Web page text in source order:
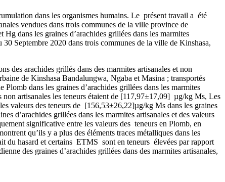
dans les organismes humains. Le présent travail a été
vendues dans trois communes de la ville province de
dans les graines d’arachides grillées dans les marmites
Septembre 2020 dans trois communes de la ville de Kinshasa,
arachides grillés dans des marmites artisanales et non
de Kinshasa Bandalungwa, Ngaba et Masina ; transportés
dans les graines d’arachides grillées dans les marmites
artisanales les teneurs étaient de [117,97±17,09] µg/kg Ms, Les
valeurs des teneurs de [156,53±26,22]µg/kg Ms dans les graines
d’arachides grillées dans les marmites artisanales et des valeurs
significative entre les valeurs des teneurs en Plomb, en
qu’ils y a plus des éléments traces métalliques dans les
du hasard et certains ETMS sont en teneurs élevées par rapport
des graines d’arachides grillées dans des marmites artisanales,